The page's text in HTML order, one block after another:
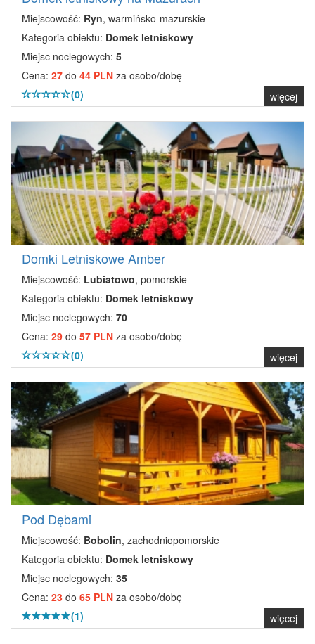
Miejscowość: Ryn, warmińsko-mazurskie
Kategoria obiektu: Domek letniskowy
Miejsc noclegowych: 5
Cena: 27 do 44 PLN za osobo/dobę
(0)
więcej
Domki Letniskowe Amber
Miejscowość: Lubiatowo, pomorskie
Kategoria obiektu: Domek letniskowy
Miejsc noclegowych: 70
Cena: 29 do 57 PLN za osobo/dobę
(0)
więcej
Pod Dębami
Miejscowość: Bobolin, zachodniopomorskie
Kategoria obiektu: Domek letniskowy
Miejsc noclegowych: 35
Cena: 23 do 65 PLN za osobo/dobę
(1)
więcej